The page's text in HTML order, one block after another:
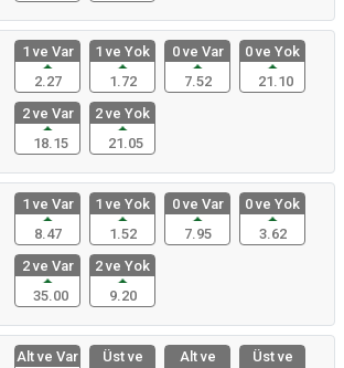
1 ve Var
2.27
1 ve Yok
1.72
0 ve Var
7.52
0 ve Yok
21.10
2 ve Var
18.15
2 ve Yok
21.05
1 ve Var
8.47
1 ve Yok
1.52
0 ve Var
7.95
0 ve Yok
3.62
2 ve Var
35.00
2 ve Yok
9.20
Alt ve Var
Üst ve
Alt ve
Üst ve